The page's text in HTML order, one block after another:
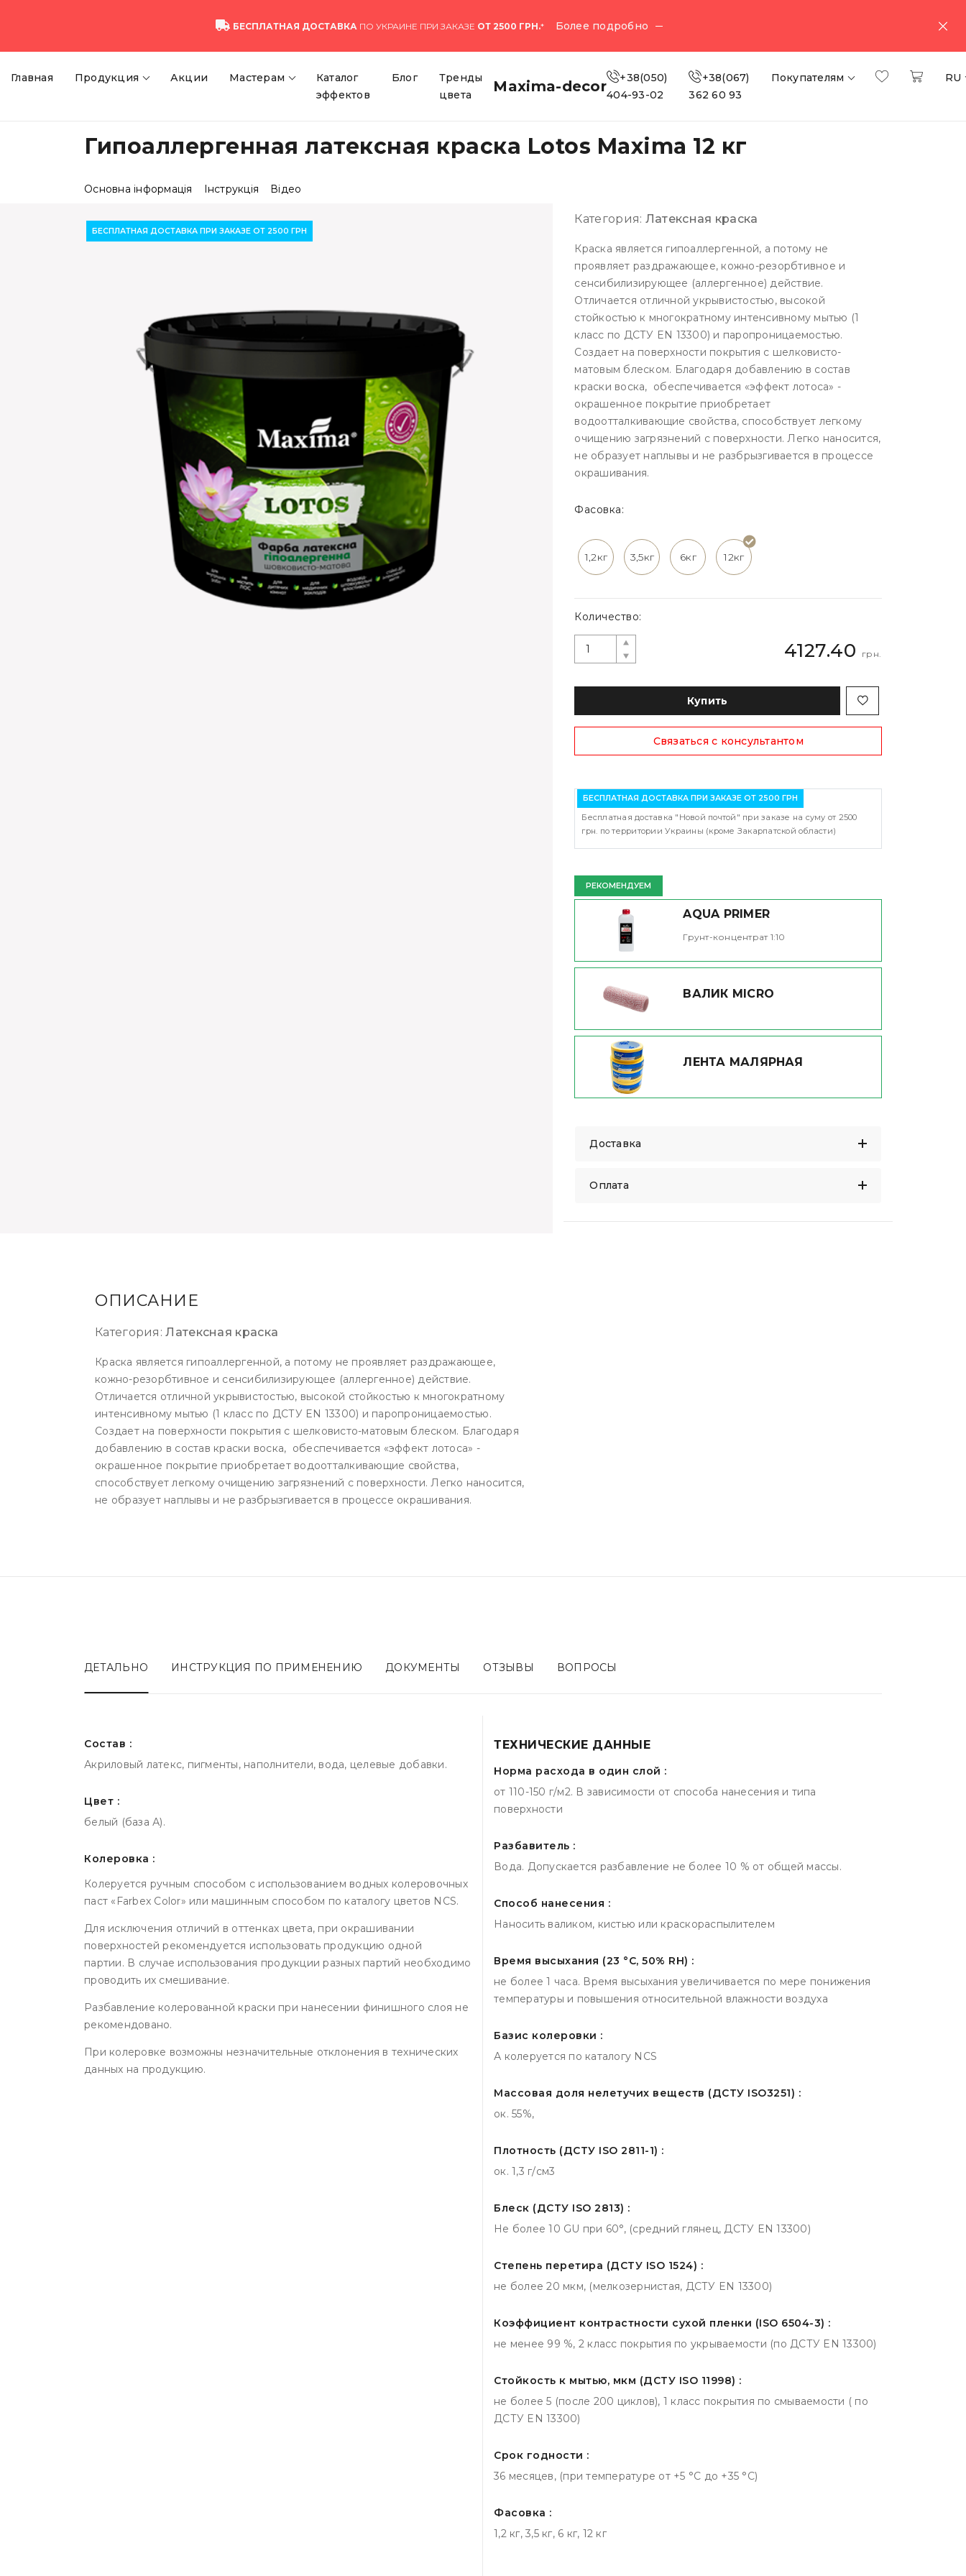
БЕСПЛАТНАЯ ДОСТАВКАПО УКРАИНЕ ПРИ ЗАКАЗЕ ОТ 2500 ГРН.* Более подробно
Maxima-decor
Главная Продукция Акции Мастерам
Каталог
эффектов
Блог
Тренды
цвета
+38(050)
404-93-02
+38(067)
362 60 93
Покупателям RU
Гипоаллергенная латексная краска Lotos Maxima 12 кг
Основна інформація Інструкція Відео
БЕСПЛАТНАЯ ДОСТАВКА ПРИ ЗАКАЗЕ ОТ 2500 ГРН
Категория: Латексная краска
Краска является гипоаллергенной, а потому не
проявляет раздражающее, кожно-резорбтивное и
сенсибилизирующее (аллергенное) действие.
Отличается отличной укрывистостью, высокой
стойкостью к многократному интенсивному мытью (1
класс по ДСТУ EN 13300) и паропроницаемостью.
Создает на поверхности покрытия с шелковисто-
матовым блеском. Благодаря добавлению в состав
краски воска, обеспечивается «эффект лотоса» -
окрашенное покрытие приобретает
водоотталкивающие свойства, способствует легкому
очищению загрязнений с поверхности. Легко наносится,
не образует наплывы и не разбрызгивается в процессе
окрашивания.
Фасовка:
1,2кг 3,5кг 6кг 12кг
Количество:
4127.40 грн.
Купить
Связаться с консультантом
БЕСПЛАТНАЯ ДОСТАВКА ПРИ ЗАКАЗЕ ОТ 2500 ГРН
Бесплатная доставка "Новой почтой" при заказе на суму от 2500
грн. по территории Украины (кроме Закарпатской области)
РЕКОМЕНДУЕМ
AQUA PRIMER
Грунт-концентрат 1:10
ВАЛИК MICRO
ЛЕНТА МАЛЯРНАЯ
Доставка
Оплата
ОПИСАНИЕ
Категория:Латексная краска
Краска является гипоаллергенной, а потому не проявляет раздражающее,
кожно-резорбтивное и сенсибилизирующее (аллергенное) действие.
Отличается отличной укрывистостью, высокой стойкостью к многократному
интенсивному мытью (1 класс по ДСТУ EN 13300) и паропроницаемостью.
Создает на поверхности покрытия с шелковисто-матовым блеском. Благодаря
добавлению в состав краски воска, обеспечивается «эффект лотоса» -
окрашенное покрытие приобретает водоотталкивающие свойства,
способствует легкому очищению загрязнений с поверхности. Легко наносится,
не образует наплывы и не разбрызгивается в процессе окрашивания.
ДЕТАЛЬНО ИНСТРУКЦИЯ ПО ПРИМЕНЕНИЮ ДОКУМЕНТЫ ОТЗЫВЫ ВОПРОСЫ
Состав :
Акриловый латекс, пигменты, наполнители, вода, целевые добавки.
Цвет :
белый (база А).
Колеровка :
Колеруется ручным способом с использованием водных колеровочных
паст «Farbex Color» или машинным способом по каталогу цветов NCS.
Для исключения отличий в оттенках цвета, при окрашивании
поверхностей рекомендуется использовать продукцию одной
партии. В случае использования продукции разных партий необходимо
проводить их смешивание.
Разбавление колерованной краски при нанесении финишного слоя не
рекомендовано.
При колеровке возможны незначительные отклонения в технических
данных на продукцию.
ТЕХНИЧЕСКИЕ ДАННЫЕ
Норма расхода в один слой :
от 110-150 г/м2. В зависимости от способа нанесения и типа
поверхности
Разбавитель :
Вода. Допускается разбавление не более 10 % от общей массы.
Способ нанесения :
Наносить валиком, кистью или краскораспылителем
Время высыхания (23 °С, 50% RH) :
не более 1 часа. Время высыхания увеличивается по мере понижения
температуры и повышения относительной влажности воздуха
Базис колеровки :
А колеруется по каталогу NCS
Массовая доля нелетучих веществ (ДСТУ ISO3251) :
ок. 55%,
Плотность (ДСТУ ISO 2811-1) :
ок. 1,3 г/см3
Блеск (ДСТУ ISO 2813) :
Не более 10 GU при 60°, (средний глянец, ДСТУ EN 13300)
Степень перетира (ДСТУ ISO 1524) :
не более 20 мкм, (мелкозернистая, ДСТУ EN 13300)
Коэффициент контрастности сухой пленки (ISO 6504-3) :
не менее 99 %, 2 класс покрытия по укрываемости (по ДСТУ EN 13300)
Стойкость к мытью, мкм (ДСТУ ISO 11998) :
не более 5 (после 200 циклов), 1 класс покрытия по смываемости ( по
ДСТУ EN 13300)
Срок годности :
36 месяцев, (при температуре от +5 °С до +35 °С)
Фасовка :
1,2 кг, 3,5 кг, 6 кг, 12 кг